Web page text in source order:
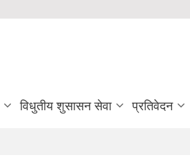
विधुतीय शुसासन सेवा प्रतिवेदन